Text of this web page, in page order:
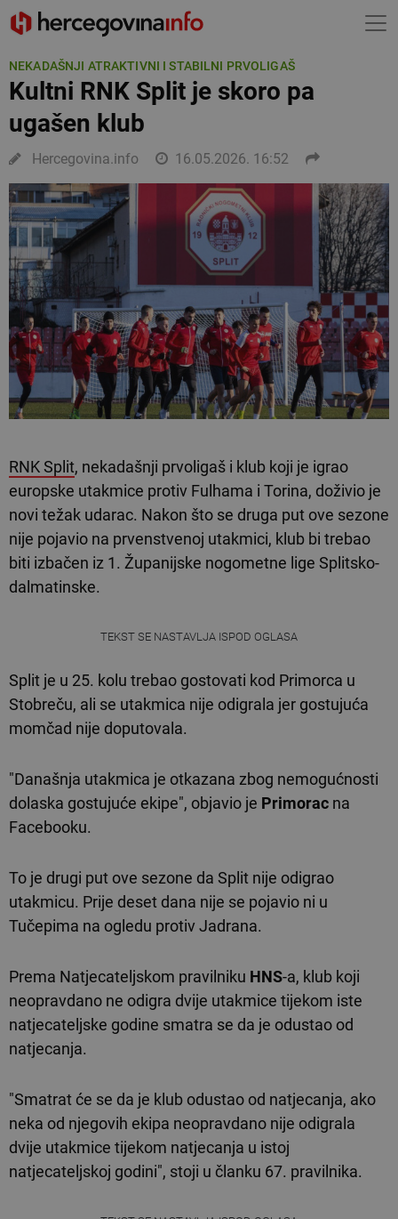
NEKADAŠNJI ATRAKTIVNI I STABILNI PRVOLIGAŠ
Kultni RNK Split je skoro pa
ugašen klub
Hercegovina.info 16.05.2026. 16:52
RNK Split, nekadašnji prvoligaš i klub koji je igrao
europske utakmice protiv Fulhama i Torina, doživio je
novi težak udarac. Nakon što se druga put ove sezone
nije pojavio na prvenstvenoj utakmici, klub bi trebao
biti izbačen iz 1. Županijske nogometne lige Splitsko-
dalmatinske.
TEKST SE NASTAVLJA ISPOD OGLASA
Split je u 25. kolu trebao gostovati kod Primorca u
Stobreču, ali se utakmica nije odigrala jer gostujuća
momčad nije doputovala.
"Današnja utakmica je otkazana zbog nemogućnosti
dolaska gostujuće ekipe", objavio je Primorac na
Facebooku.
To je drugi put ove sezone da Split nije odigrao
utakmicu. Prije deset dana nije se pojavio ni u
Tučepima na ogledu protiv Jadrana.
Prema Natjecateljskom pravilniku HNS-a, klub koji
neopravdano ne odigra dvije utakmice tijekom iste
natjecateljske godine smatra se da je odustao od
natjecanja.
"Smatrat će se da je klub odustao od natjecanja, ako
neka od njegovih ekipa neopravdano nije odigrala
dvije utakmice tijekom natjecanja u istoj
natjecateljskoj godini", stoji u članku 67. pravilnika.